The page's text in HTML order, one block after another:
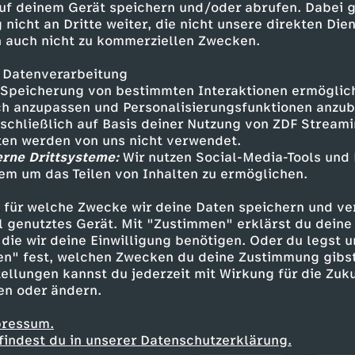
deinem Gerät speichern und/oder abrufen. Dabei
nicht an Dritte weiter, die nicht unsere direkten
nicht zu kommerziellen Zwecken.
von bestimmten Interaktionen
anzupassen und Personalisierungsfunktionen
auf Basis deiner Nutzung von ZDF
werden von uns nicht verwendet.
Drittsysteme:Wir nutzen Social-Media-Tools und
um das Teilen von Inhalten zu ermöglichen.
für welche Zwecke wir deine Daten speichern und
Gerät. Mit "Zustimmen" erklärst du deine
wir deine Einwilligung benötigen. Oder du legst
fest, welchen Zwecken du deine Zustimmung
kannst du jederzeit mit Wirkung für die
oder ändern.
du in unserer Datenschutzerklärung.
eine Chemotherapie kann ihrem
Hoffnung für den kleinen Jeppe: eine neu
CAR-T-Zelltherapie. Sie ist immens teuer
mit allen Freunden. Für Merit ein
ihn groß werden zu sehen."
Ritzenfeld ertastet kurz nach dem
in ihrer Brust. Ein einschneidender
Leben für immer verändert. Sie lässt sich
für die junge Mutter: In ihrer Wirbelsäule
Mit dieser Diagnose gilt sie als nicht
den Kampf auf: "Es ist kein
Angebote wie einem Fotoshooting
Schwandorf für krebskranke Menschen